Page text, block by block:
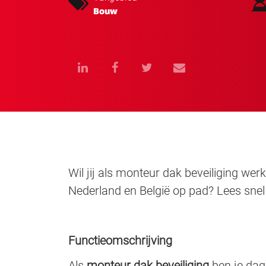
Bouw
Wil jij als monteur dak beveiliging
Nederland en België op pad? Lees
Functieomschrijving